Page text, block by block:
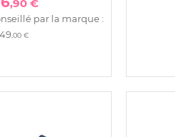
,90 €
par la marque :
,00 €